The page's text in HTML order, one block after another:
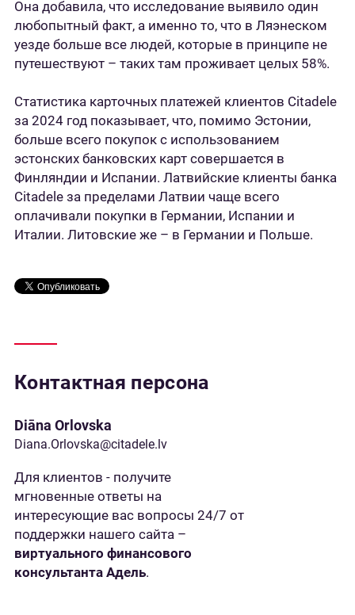
Она добавила, что исследование выявило один
любопытный факт, а именно то, что в Ляэнеском
уезде больше все людей, которые в принципе не
путешествуют – таких там проживает целых 58%.
Статистика карточных платежей клиентов Citadele
за 2024 год показывает, что, помимо Эстонии,
больше всего покупок с использованием
эстонских банковских карт совершается в
Финляндии и Испании. Латвийские клиенты банка
Citadele за пределами Латвии чаще всего
оплачивали покупки в Германии, Испании и
Италии. Литовские же – в Германии и Польше.
Контактная персона
Diāna Orlovska
Diana.Orlovska@citadele.lv
Для клиентов - получите
мгновенные ответы на
интересующие вас вопросы 24/7 от
поддержки нашего сайта –
виртуального финансового
консультанта Адель.